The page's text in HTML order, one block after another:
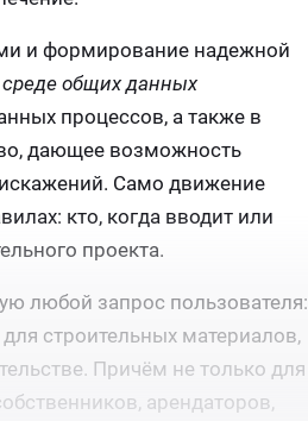
и формирование надежной
среде общих данных
процессов, а также в
дающее возможность
Само движение
кто, когда вводит или
проекта.
любой запрос пользователя:
строительных материалов,
Причём не только для
арендаторов,